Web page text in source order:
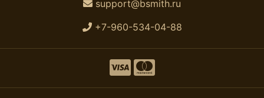
support@bsmith.ru
+7-960-534-04-88